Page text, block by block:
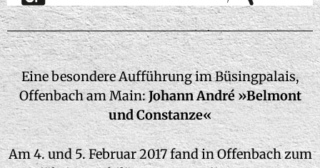
Eine besondere Aufführung im Büsingpalais,
Offenbach am Main:Johann André »Belmont
und Constanze«
Am 4. und 5. Februar 2017 fand in Offenbach zum